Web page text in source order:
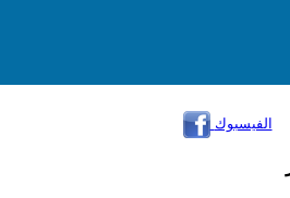
الفيسبوك